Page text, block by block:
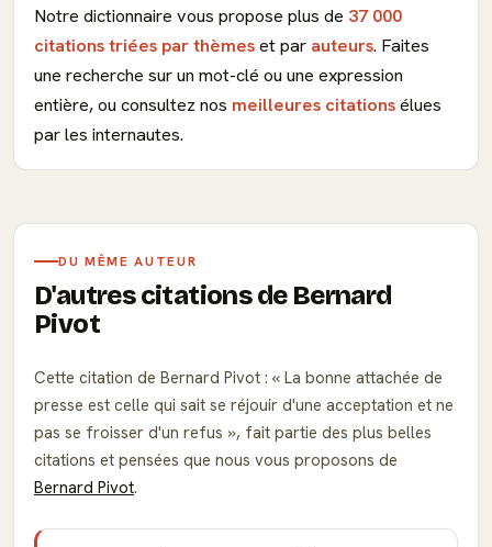
Notre dictionnaire vous propose plus de 37 000
citations triées par thèmeset par auteurs. Faites
une recherche sur un mot-clé ou une expression
entière, ou consultez nos meilleures citationsélues
par les internautes.
DU MÊME AUTEUR
D'autres citations de Bernard
Pivot
Cette citation de Bernard Pivot :
La bonne attachée de
presse est celle qui sait se réjouir d'une acceptation et ne
pas se froisser d'un refus
, fait partie des plus belles
citations et pensées que nous vous proposons de
Bernard Pivot.